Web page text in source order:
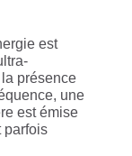
est
présence
une
est émise
parfois